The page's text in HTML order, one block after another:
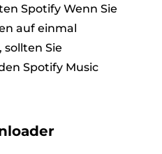
Spotify Wenn Sie
auf einmal
Sie
Spotify Music